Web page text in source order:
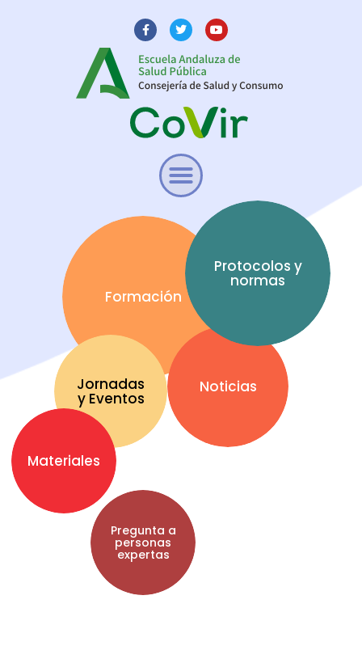
Formación
Protocolos y
normas
Materiales
Jornadas
y Eventos
Noticias
Pregunta a
personas
expertas